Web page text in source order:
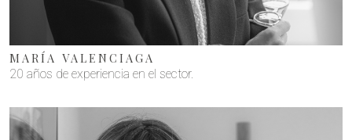
MARÍA VALENCIAGA
20 años de experiencia en el sector.